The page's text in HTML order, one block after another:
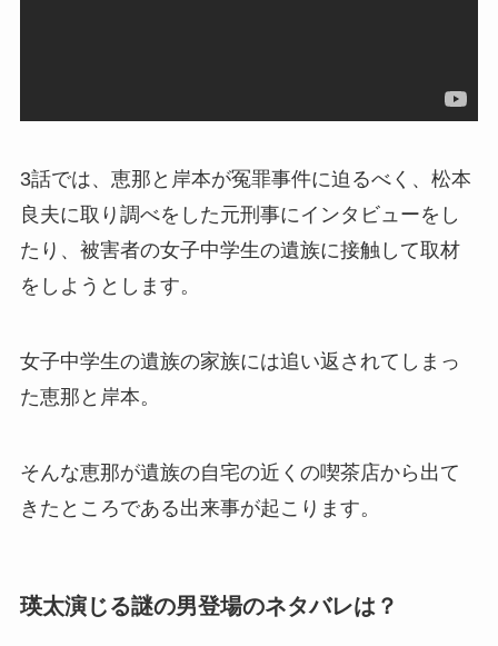
3話では、恵那と岸本が冤罪事件に迫るべく、松本
良夫に取り調べをした元刑事にインタビューをし
たり、被害者の女子中学生の遺族に接触して取材
をしようとします。
女子中学生の遺族の家族には追い返されてしまっ
た恵那と岸本。
そんな恵那が遺族の自宅の近くの喫茶店から出て
きたところである出来事が起こります。
瑛太演じる謎の男登場のネタバレは？